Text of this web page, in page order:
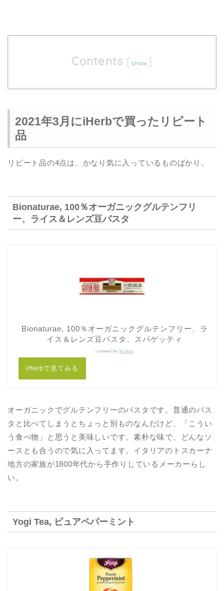
Contents [show]
2021年3月にiHerbで買ったリピート
品
リピート品の4点は、かなり気に入っているものばかり。
Bionaturae, 100％オーガニックグルテンフリ
ー、ライス＆レンズ豆パスタ
Bionaturae, 100％オーガニックグルテンフリー、ラ
イス＆レンズ豆パスタ、スパゲッティ
created by Rinker
iHerbで見てみる
オーガニックでグルテンフリーのパスタです。普通のパス
タと比べてしまうとちょっと別ものなんだけど、「こうい
う食べ物」と思うと美味しいです。素朴な味で、どんなソ
ースとも合うので気に入ってます。イタリアのトスカーナ
地方の家族が1800年代から手作りしているメーカーらし
い。
Yogi Tea, ピュアペパーミント